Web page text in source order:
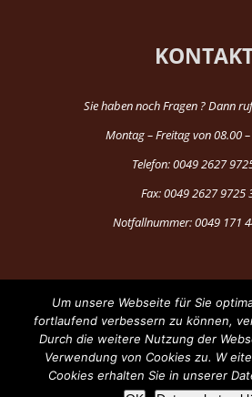
Sie haben noch Fragen ? Dann
Montag – Freitag von 08.00
Telefon: 0049 2627
Fax: 0049 2627 9725
Notfallnummer: 0049 171
®Copyright 1997-2024 by Fun
Facebook
Um unsere Webseite für Sie
fortlaufend verbessern zu können,
Durch die weitere Nutzung der
Verwendung von Cookies zu. W
Cookies erhalten Sie in unserer